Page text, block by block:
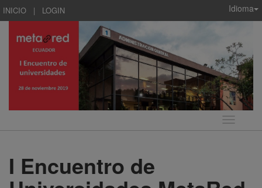
INICIO | LOGIN Idioma
Idioma
I Encuentro de